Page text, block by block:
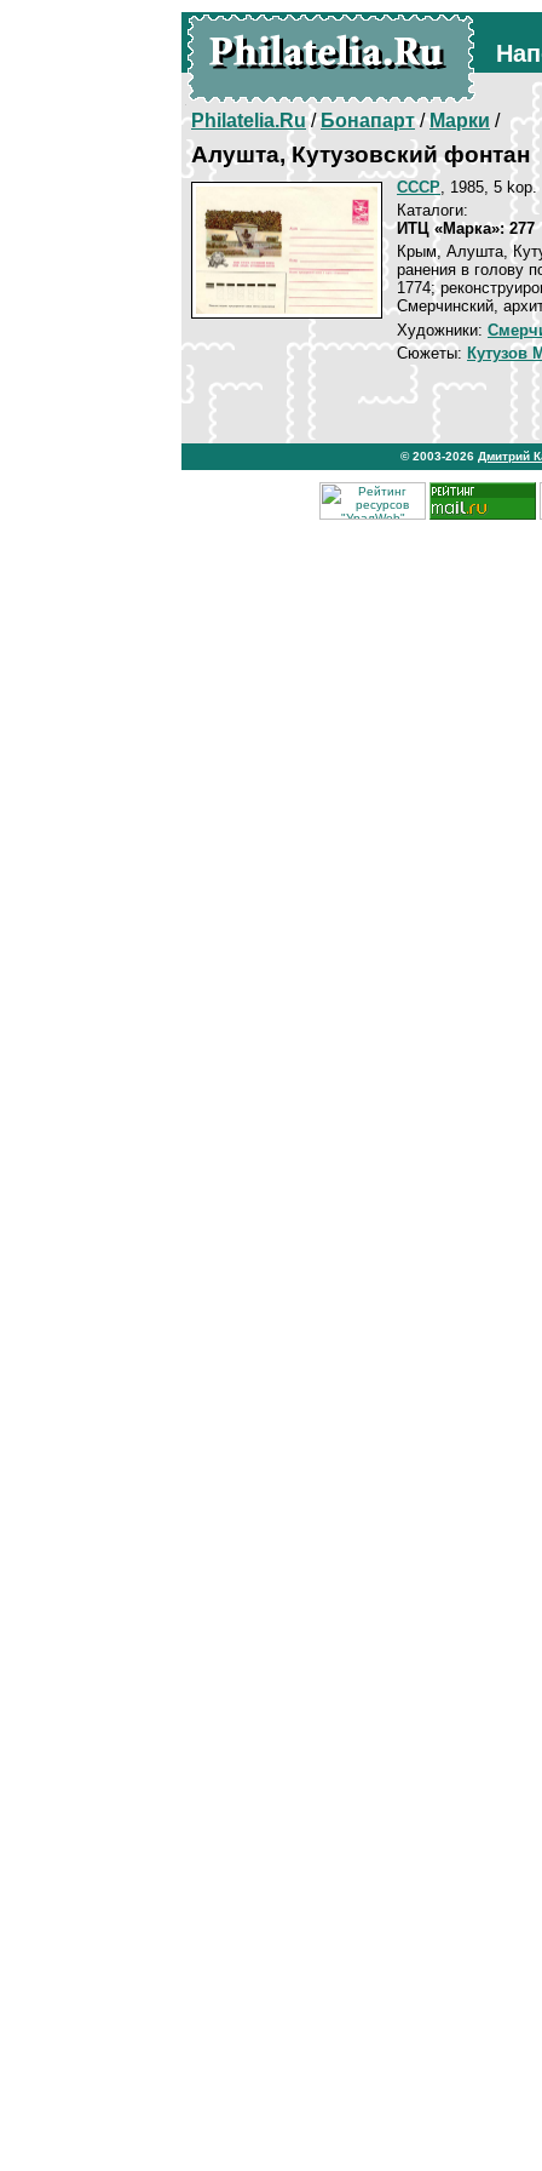
Philatelia.Ru/Бонапарт/Марки /
Алушта, Кутузовский фонтан
СССР, 1985, 5 kop.
Каталоги:
ИТЦ «Марка»: 277
Крым, Алушта,
ранения в голову
1774;
Смерчинский,
Художники:
Сюжеты: Кутузов
© 2003-2026 Дмитрий